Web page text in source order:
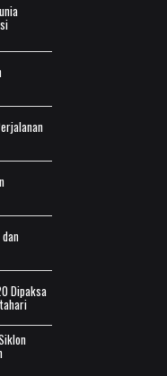
Dipaksa